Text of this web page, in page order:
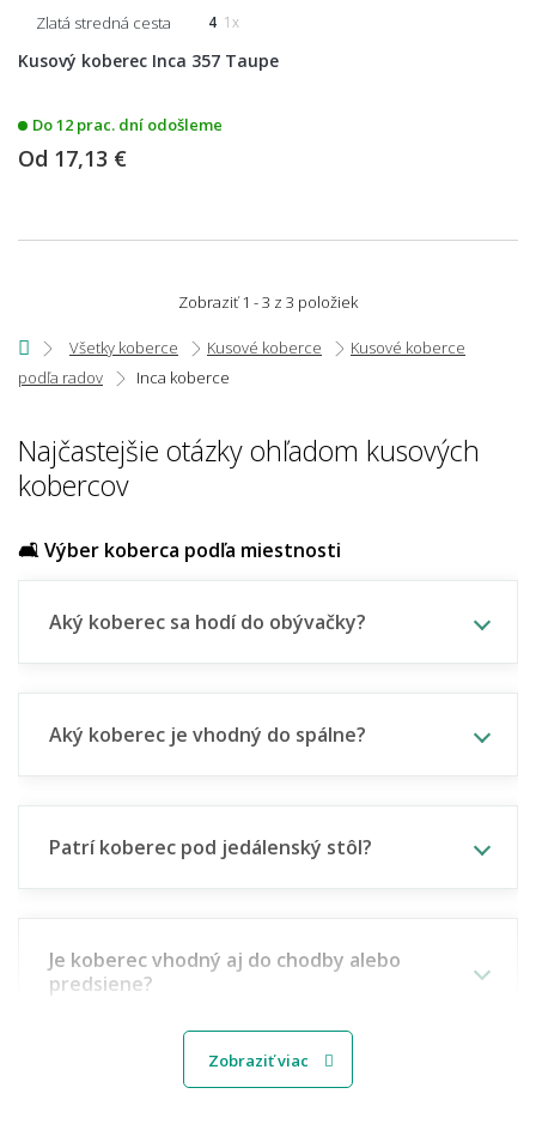
Zlatá stredná cesta 4 1x
Kusový koberec Inca 357 Taupe
Do 12 prac. dní odošleme
Od 17,13 €
Zobraziť 1 - 3 z 3 položiek
Všetky koberce Kusové koberce
Kusové koberce
podľa radov
Inca koberce
Najčastejšie otázky ohľadom kusových
kobercov
🛋️ Výber koberca podľa miestnosti
Aký koberec sa hodí do obývačky?
Aký koberec je vhodný do spálne?
Patrí koberec pod jedálenský stôl?
Je koberec vhodný aj do chodby alebo
predsiene?
Aký koberec vybrať do detskej izbičky?
Zobraziť viac